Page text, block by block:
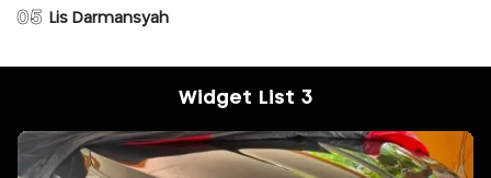
05 Lis Darmansyah
Widget List 3